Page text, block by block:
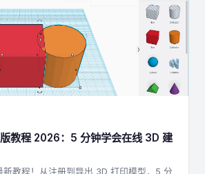
教程 2026：5 分钟学会在线 3D 建
教程！从注册到导出 3D 打印模型，5 分